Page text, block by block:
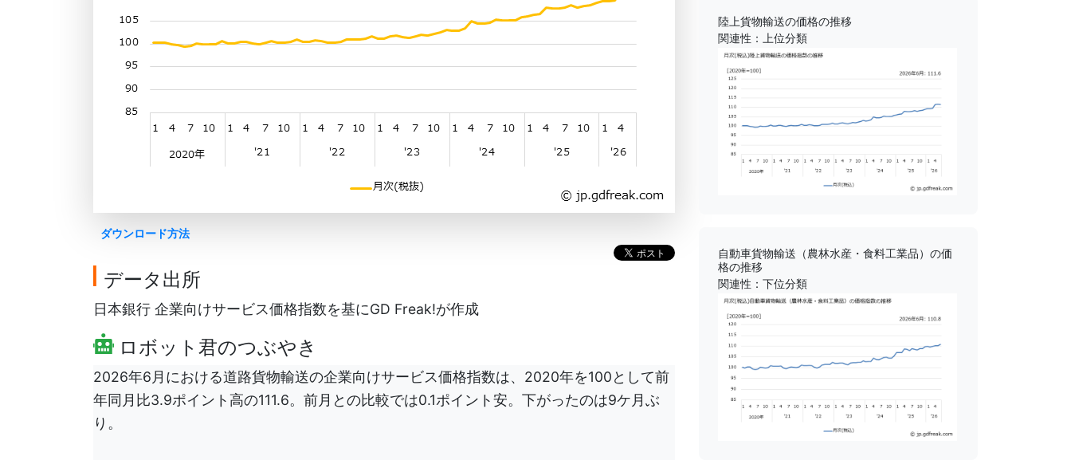
ダウンロード方法
データ出所
日本銀行 企業向けサービス価格指数を基にGD Freak!が作成
ロボット君のつぶやき
2026年6月における道路貨物輸送の企業向けサービス価格指数は、2020年を100として前
年同月比3.9ポイント高の111.6。前月との比較では0.1ポイント安。下がったのは9ケ月ぶ
り。
陸上貨物輸送の価格の推移
関連性：上位分類
自動車貨物輸送（農林水産・食料工業品）の価
格の推移
関連性：下位分類